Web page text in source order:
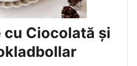
cu Ciocolată și